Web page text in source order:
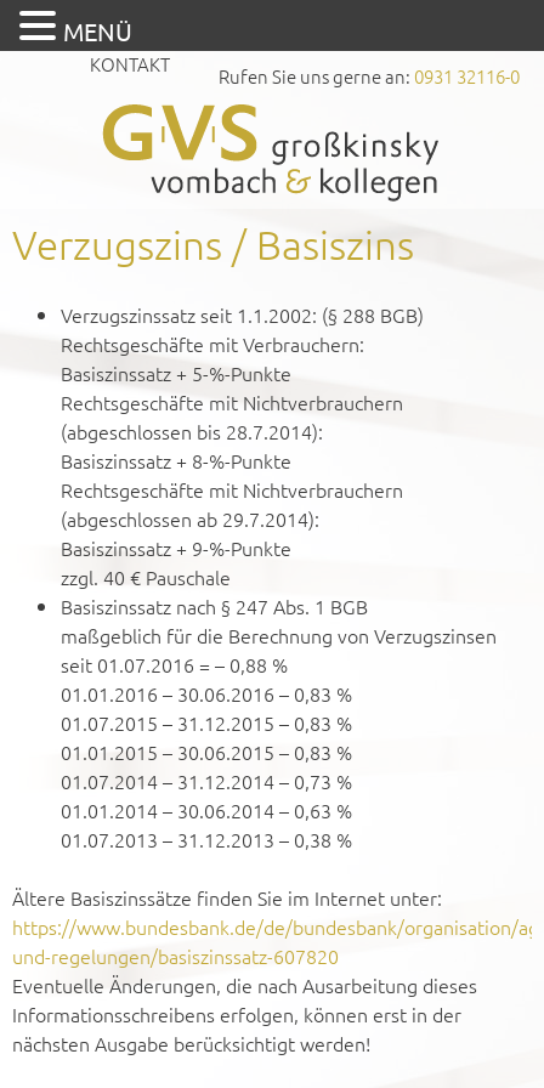
Rufen Sie uns gerne an: 0931 32116-0
KONTAKT
Verzugszins / Basiszins
Verzugszinssatz seit 1.1.2002: (§ 288 BGB)
Rechtsgeschäfte mit Verbrauchern:
Basiszinssatz + 5-%-Punkte
Rechtsgeschäfte mit Nichtverbrauchern
(abgeschlossen bis 28.7.2014):
Basiszinssatz + 8-%-Punkte
Rechtsgeschäfte mit Nichtverbrauchern
(abgeschlossen ab 29.7.2014):
Basiszinssatz + 9-%-Punkte
zzgl. 40 € Pauschale
Basiszinssatz nach § 247 Abs. 1 BGB
maßgeblich für die Berechnung von Verzugszinsen
seit 01.07.2016 = – 0,88 %
01.01.2016 – 30.06.2016 – 0,83 %
01.07.2015 – 31.12.2015 – 0,83 %
01.01.2015 – 30.06.2015 – 0,83 %
01.07.2014 – 31.12.2014 – 0,73 %
01.01.2014 – 30.06.2014 – 0,63 %
01.07.2013 – 31.12.2013 – 0,38 %
Ältere Basiszinssätze finden Sie im Internet unter:
https://www.bundesbank.de/de/bundesbank/organisation/
und-regelungen/basiszinssatz-607820
Eventuelle Änderungen, die nach Ausarbeitung dieses
Informationsschreibens erfolgen, können erst in der
nächsten Ausgabe berücksichtigt werden!
MENÜ